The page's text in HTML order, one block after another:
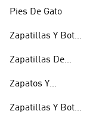
Pies De Gato
Zapatillas Y Botas
Zapatillas De
Zapatos Y
Doradas
Zapatillas Y Botas